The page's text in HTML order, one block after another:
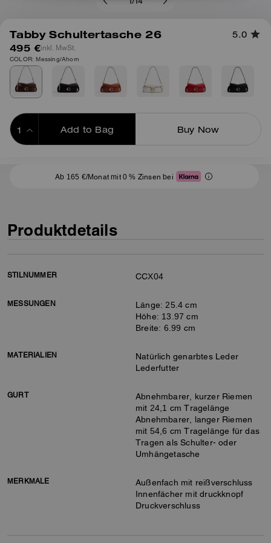
/ 14
Tabby Schultertasche 26 5.0
495 €inkl. MwSt.
COLOR: Messing/Ahorn
Add to Bag Buy Now
Ab 165 €/Monat mit 0 % Zinsen bei
Produktdetails
STILNUMMER CCX04
MESSUNGEN
Länge: 25.4 cm
Höhe: 13.97 cm
Breite: 6.99 cm
MATERIALIEN
Natürlich genarbtes Leder
Lederfutter
GURT
Abnehmbarer, kurzer Riemen
mit 24,1 cm Tragelänge
Abnehmbarer, langer Riemen
mit 54,6 cm Tragelänge für das
Tragen als Schulter- oder
Umhängetasche
MERKMALE
Außenfach mit reißverschluss
Innenfächer mit druckknopf
Druckverschluss